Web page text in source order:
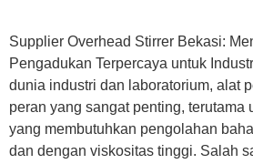
Supplier Overhead Stirrer Bekasi:
Pengadukan Terpercaya untuk
dunia industri dan laboratorium, alat
peran yang sangat penting, terutama
yang membutuhkan pengolahan
dan dengan viskositas tinggi. Salah